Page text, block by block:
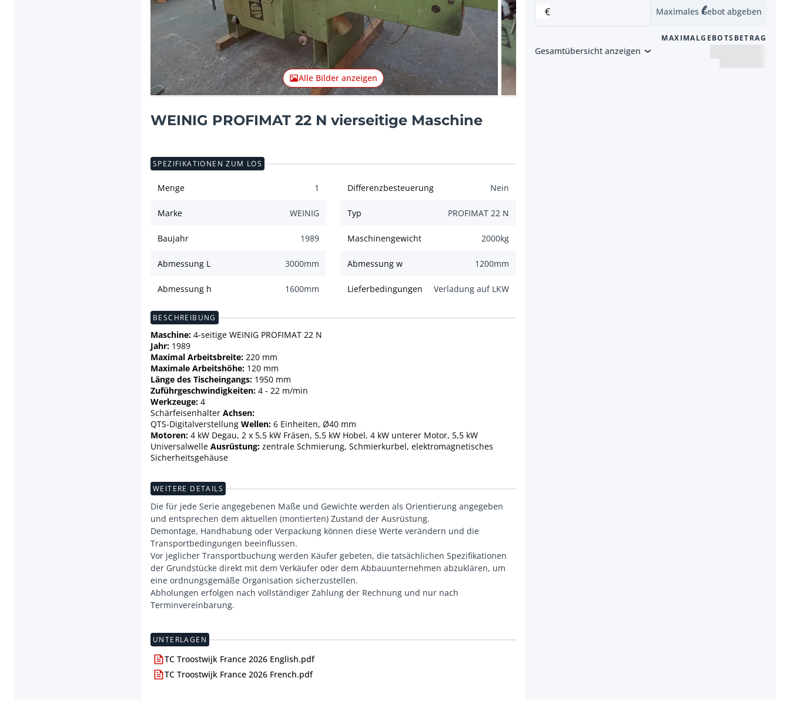
Alle Bilder anzeigen
WEINIG PROFIMAT 22 N vierseitige Maschine
€ Maximales Gebot abgeben
MAXIMALGEBOTSBETRAG
Gesamtübersicht anzeigen
SPEZIFIKATIONEN ZUM LOS
Menge 1 Differenzbesteuerung Nein
Marke WEINIG Typ PROFIMAT 22 N
Baujahr 1989 Maschinengewicht 2000kg
Abmessung L 3000mm Abmessung w 1200mm
Abmessung h 1600mm Lieferbedingungen Verladung auf LKW
BESCHREIBUNG
Maschine: 4-seitige WEINIG PROFIMAT 22 N
Jahr: 1989
Maximal Arbeitsbreite: 220 mm
Maximale Arbeitshöhe: 120 mm
Länge des Tischeingangs: 1950 mm
Zuführgeschwindigkeiten: 4 - 22 m/min
Werkzeuge: 4
Schärfeisenhalter Achsen:
QTS-Digitalverstellung Wellen: 6 Einheiten, Ø40 mm
Motoren: 4 kW Degau, 2 x 5,5 kW Fräsen, 5,5 kW Hobel, 4 kW unterer Motor, 5,5 kW
Universalwelle Ausrüstung: zentrale Schmierung, Schmierkurbel, elektromagnetisches
Sicherheitsgehäuse
WEITERE DETAILS
Die für jede Serie angegebenen Maße und Gewichte werden als Orientierung angegeben
und entsprechen dem aktuellen (montierten) Zustand der Ausrüstung.
Demontage, Handhabung oder Verpackung können diese Werte verändern und die
Transportbedingungen beeinflussen.
Vor jeglicher Transportbuchung werden Käufer gebeten, die tatsächlichen Spezifikationen
der Grundstücke direkt mit dem Verkäufer oder dem Abbauunternehmen abzuklären, um
eine ordnungsgemäße Organisation sicherzustellen.
Abholungen erfolgen nach vollständiger Zahlung der Rechnung und nur nach
Terminvereinbarung.
UNTERLAGEN
TC Troostwijk France 2026 English.pdf
TC Troostwijk France 2026 French.pdf